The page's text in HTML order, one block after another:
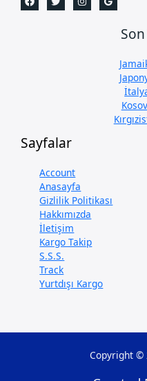
Son
Sayfalar
Account
Anasayfa
Gizlilik Politikası
Hakkımızda
İletişim
Kargo Takip
S.S.S.
Track
Yurtdışı Kargo
Copyright ©